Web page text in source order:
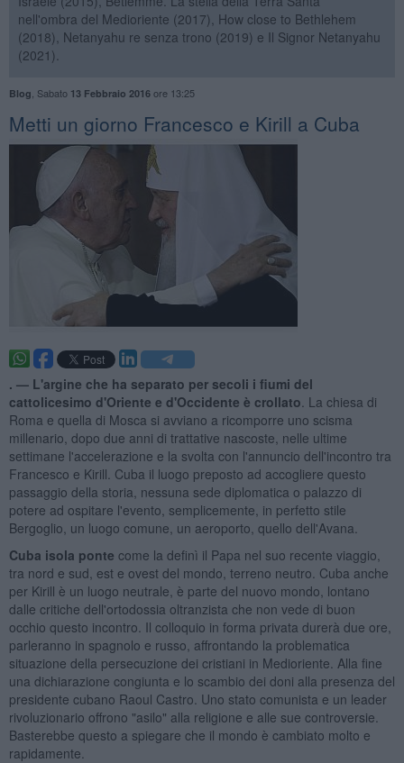
nell'ombra del Medioriente (2017), How close to Bethlehem
(2018), Netanyahu re senza trono (2019) e Il Signor Netanyahu
(2021).
Blog Sabato 13 Febbraio 2016ore 13:25
Metti un giorno Francesco e Kirill a Cuba
. — L'argine che ha separato per secoli i fiumi del
cattolicesimo d'Oriente e d'Occidente è crollato . La chiesa di
Roma e quella di Mosca si avviano a ricomporre uno scisma
millenario, dopo due anni di trattative nascoste, nelle ultime
settimane l'accelerazione e la svolta con l'annuncio dell'incontro tra
Francesco e Kirill. Cuba il luogo preposto ad accogliere questo
passaggio della storia, nessuna sede diplomatica o palazzo di
potere ad ospitare l'evento, semplicemente, in perfetto stile
Bergoglio, un luogo comune, un aeroporto, quello dell'Avana.
Cuba isola ponte come la definì il Papa nel suo recente viaggio,
tra nord e sud, est e ovest del mondo, terreno neutro. Cuba anche
per Kirill è un luogo neutrale, è parte del nuovo mondo, lontano
dalle critiche dell'ortodossia oltranzista che non vede di buon
occhio questo incontro. Il colloquio in forma privata durerà due ore,
parleranno in spagnolo e russo, affrontando la problematica
situazione della persecuzione dei cristiani in Medioriente. Alla fine
una dichiarazione congiunta e lo scambio dei doni alla presenza del
presidente cubano Raoul Castro. Uno stato comunista e un leader
rivoluzionario offrono "asilo" alla religione e alle sue controversie.
Basterebbe questo a spiegare che il mondo è cambiato molto e
rapidamente.